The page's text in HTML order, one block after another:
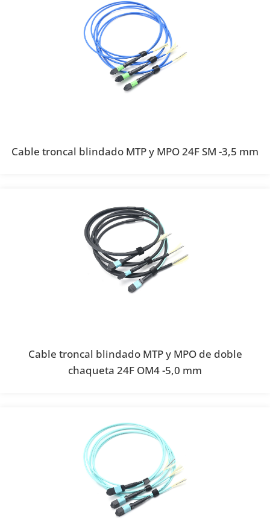
Cable troncal blindado MTP y MPO 24F SM -3,5 mm
Cable troncal blindado MTP y MPO de doble
chaqueta 24F OM4 -5,0 mm